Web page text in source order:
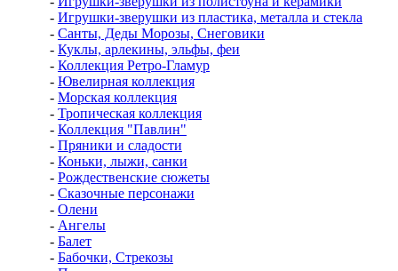
- Игрушки-зверушки из пластика, металла и стекла
- Санты, Деды Морозы, Снеговики
- Куклы, арлекины, эльфы, феи
- Коллекция Ретро-Гламур
- Ювелирная коллекция
- Морская коллекция
- Тропическая коллекция
- Коллекция "Павлин"
- Пряники и сладости
- Коньки, лыжи, санки
- Рождественские сюжеты
- Сказочные персонажи
- Олени
- Ангелы
- Балет
- Бабочки, Стрекозы